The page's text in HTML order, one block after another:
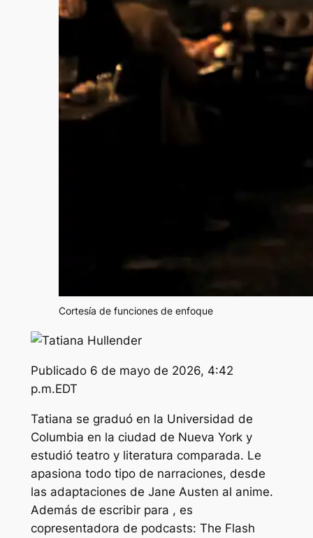
Cortesía de funciones de enfoque
Publicado6 de mayo de 2026, 4:42
p.m.EDT
Tatiana se graduó en la Universidad de
Columbia en la ciudad de Nueva York y
estudió teatro y literatura comparada. Le
apasiona todo tipo de narraciones, desde
las adaptaciones de Jane Austen al anime.
Además de escribir para , es
copresentadora de podcasts: The Flash